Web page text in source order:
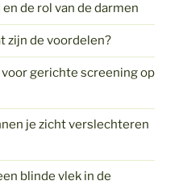
de rol van de darmen
zijn de voordelen?
gerichte screening op
je zicht verslechteren
blinde vlek in de